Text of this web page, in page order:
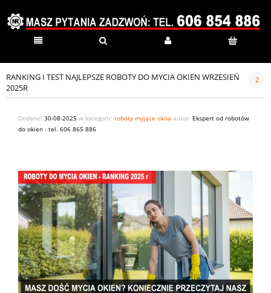
RANKING I TEST NAJLEPSZE ROBOTY DO MYCIA OKIEN WRZESIEŃ
2025R
2
Dodano: 30-08-2025 w kategorii: roboty myjące okna autor: Ekspert od robotów
do okien - tel. 606 865 886